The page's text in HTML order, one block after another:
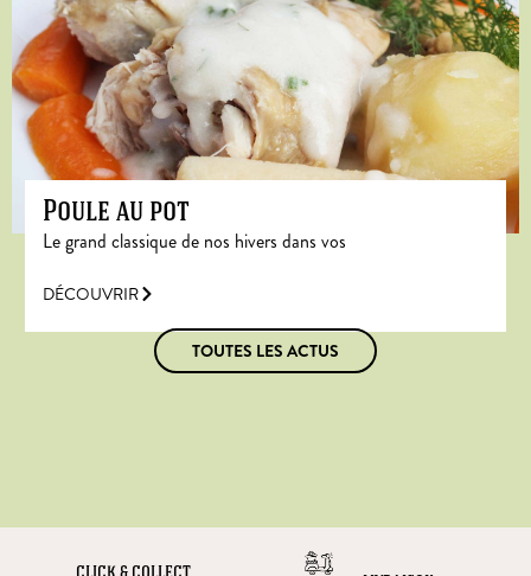
Poule au pot
Le grand classique de nos hivers dans vos
DÉCOUVRIR
TOUTES LES ACTUS